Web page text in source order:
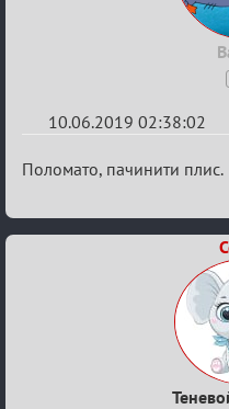
10.06.2019 02:38:02
Re:
Лиги
Поломато, пачинити плис.